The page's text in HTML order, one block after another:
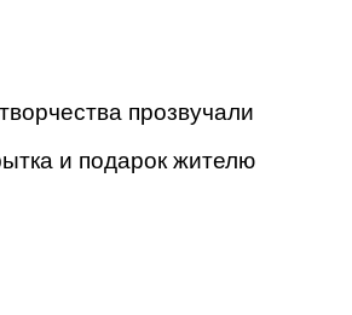
прозвучали
и подарок жителю